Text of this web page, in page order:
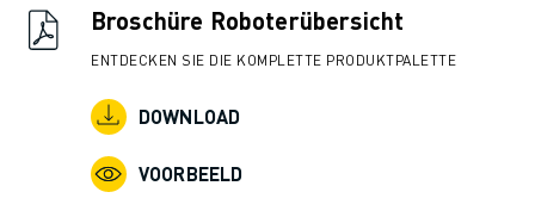
CONTACT
Broschüre Roboterübersicht
ENTDECKEN SIE DIE KOMPLETTE PRODUKTPALETTE
DOWNLOAD
VOORBEELD